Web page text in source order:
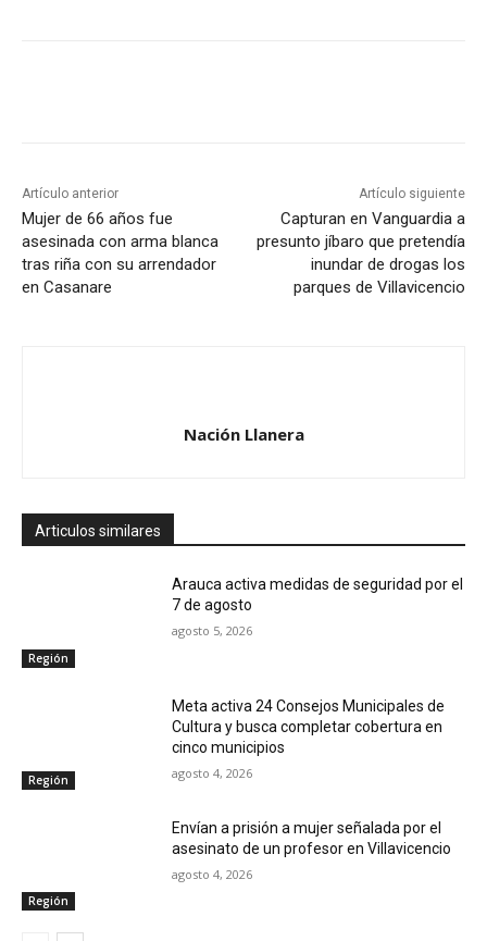
Artículo anterior
Mujer de 66 años fue
asesinada con arma blanca
tras riña con su arrendador
en Casanare
Artículo siguiente
Capturan en Vanguardia a
presunto jíbaro que pretendía
inundar de drogas los
parques de Villavicencio
Nación Llanera
Articulos similares
Región
Arauca activa medidas de seguridad por el
7 de agosto
agosto 5, 2026
Región
Meta activa 24 Consejos Municipales de
Cultura y busca completar cobertura en
cinco municipios
agosto 4, 2026
Región
Envían a prisión a mujer señalada por el
asesinato de un profesor en Villavicencio
agosto 4, 2026